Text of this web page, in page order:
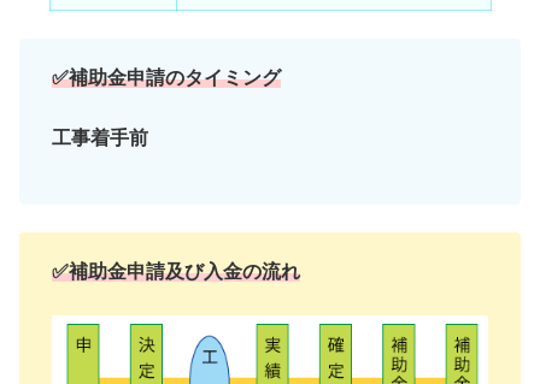
✅補助金申請のタイミング
工事着手前
✅補助金申請及び入金の流れ